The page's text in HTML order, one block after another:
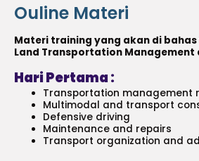
Ouline Materi
Materi training yang akan di
Land Transportation Management
Hari Pertama :
Transportation management
Multimodal and transport
Defensive driving
Maintenance and repairs
Transport organization and